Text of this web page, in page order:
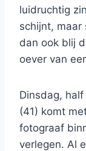
luidruchtig
schijnt, maar
dan ook blij
oever van
Dinsdag,
(41) komt
fotograaf
verlegen. Al